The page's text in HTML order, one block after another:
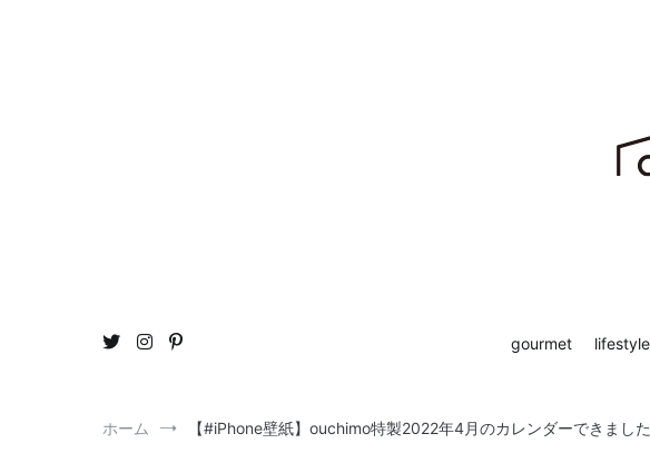
gourmet
lifestyle
ホーム 【#iPhone壁紙】ouchimo特製2022年4月のカレンダーできました